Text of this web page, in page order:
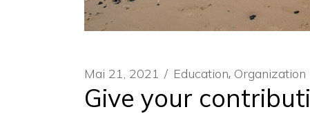
Mai 21, 2021 Education Organization
Give your